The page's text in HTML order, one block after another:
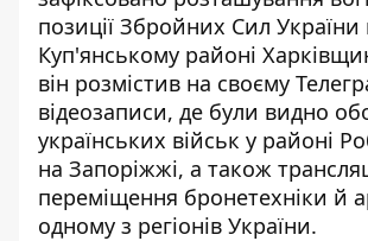
позиції Збройних Сил України
Куп'янському районі
він розмістив на своєму
відеозаписи, де були видно
українських військ у районі
на Запоріжжі, а також
переміщення бронетехніки й
одному з регіонів України.